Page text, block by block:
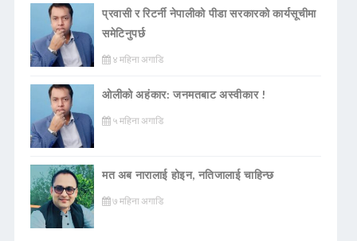
प्रवासी र रिटर्नी नेपालीको पीडा सरकारको कार्यसूचीमा
समेटिनुपर्छ
४ महिना अगाडि
ओलीको अहंकार: जनमतबाट अस्वीकार !
५ महिना अगाडि
मत अब नारालाई होइन, नतिजालाई चाहिन्छ
७ महिना अगाडि